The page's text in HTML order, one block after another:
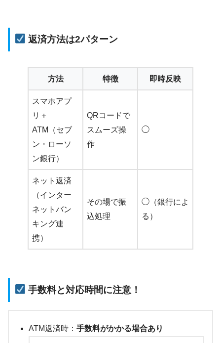
返済方法は2パターン
方法 特徴 即時反映
スマホアプ
リ＋
ATM（セブ
ン・ローソ
ン銀行）
QRコードで
スムーズ操
作
◯
ネット返済
（インター
ネットバン
キング連
携）
その場で振
込処理
◯（銀行によ
る）
手数料と対応時間に注意！
ATM返済時： 手数料がかかる場合あり